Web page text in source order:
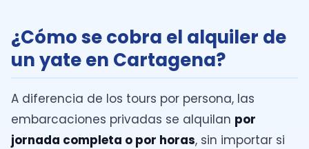
¿Cómo se cobra el alquiler de
un yate en Cartagena?
A diferencia de los tours por persona, las
embarcaciones privadas se alquilan por
jornada completa o por horas, sin importar si